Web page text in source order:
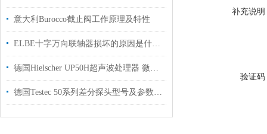
意大利Burocco截止阀工作原理及特性
ELBE十字万向联轴器损坏的原因是什么?
德国Hielscher UP50H超声波处理器 微量样品精密处理利器
德国Testec 50系列差分探头型号及参数解析
补充说明
验证码